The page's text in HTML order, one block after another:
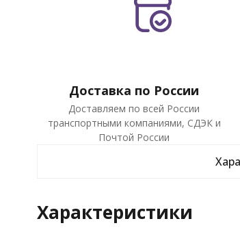
Доставка по России
Доставляем по всей России
транспортными компаниями, СДЭК и
Почтой России
Характеристики